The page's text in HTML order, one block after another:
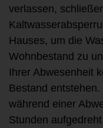
verlassen,
Hauses, um die
Wohnbestand zu
Ihrer Abwesenheit
Bestand
während einer
Stunden